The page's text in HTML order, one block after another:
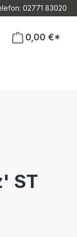
02771 83020
0 Produkte auf
0,00 €*
ST